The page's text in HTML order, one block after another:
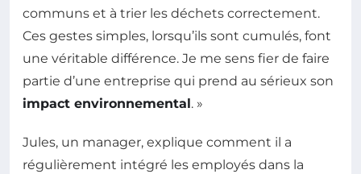
communs et à trier les déchets correctement.
Ces gestes simples, lorsqu’ils sont cumulés, font
une véritable différence. Je me sens fier de faire
partie d’une entreprise qui prend au sérieux son
impact environnemental. »
Jules, un manager, explique comment il a
régulièrement intégré les employés dans la